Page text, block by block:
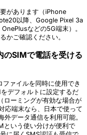
があります（iPhone
以降、Google Pixel 3a
などの5G端末）。
かご確認ください。
のSIMで電話を受ける
ァイルを同時に使用でき
デフォルトに設定するだ
ローミングが有効な場合が
応端末なら、日本で使って
データ通信を利用可能。
という使い分けが便利で